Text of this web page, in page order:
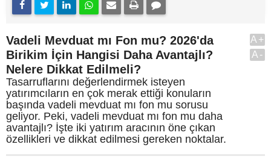
Vadeli Mevduat mı Fon mu? 2026'da
Birikim İçin Hangisi Daha Avantajlı?
Nelere Dikkat Edilmeli?
Tasarruflarını değerlendirmek isteyen
yatırımcıların en çok merak ettiği konuların
başında vadeli mevduat mı fon mu sorusu
geliyor. Peki, vadeli mevduat mı fon mu daha
avantajlı? İşte iki yatırım aracının öne çıkan
özellikleri ve dikkat edilmesi gereken noktalar.
A+
A-